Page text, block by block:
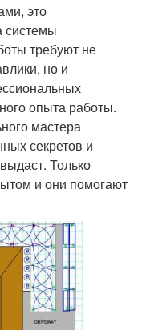
это
системы
требуют не
но и
опыта работы.
мастера
секретов и
Только
и они помогают